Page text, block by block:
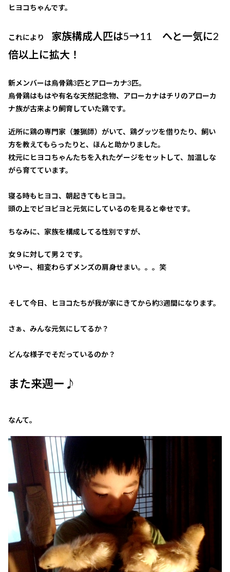
ヒヨコちゃんです。
これにより 家族構成人匹は5→11 へと一気に2
倍以上に拡大！
新メンバーは烏骨鶏3匹とアローカナ3匹。
烏骨鶏はもはや有名な天然記念物、アローカナはチリのアローカ
ナ族が古来より飼育していた鶏です。
近所に鶏の専門家（兼猟師）がいて、鶏グッツを借りたり、飼い
方を教えてもらったりと、ほんと助かりました。
枕元にヒヨコちゃんたちを入れたゲージをセットして、加温しな
がら育てています。
寝る時もヒヨコ、朝起きてもヒヨコ。
頭の上でピヨピヨと元気にしているのを見ると幸せです。
ちなみに、家族を構成してる性別ですが、
女９に対して男２です。
いやー、相変わらずメンズの肩身せまい。。。笑
そして今日、ヒヨコたちが我が家にきてから約3週間になります。
さぁ、みんな元気にしてるか？
どんな様子でそだっているのか？
また来週ー♪
なんて。